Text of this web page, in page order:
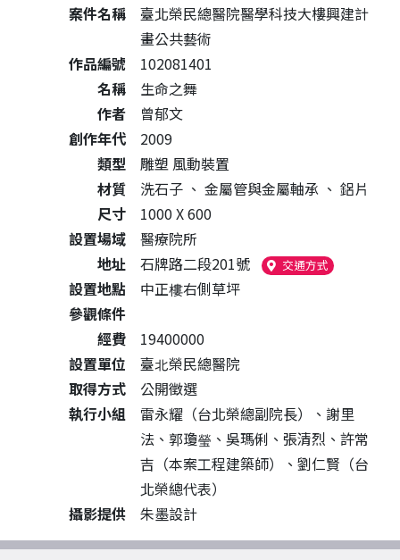
案件名稱
臺北榮民總醫院醫學科技大樓興建計
畫公共藝術
作品編號
102081401
名稱
生命之舞
作者
曾郁文
創作年代
2009
類型
雕塑 風動裝置
材質
洗石子 、 金屬管與金屬軸承 、 鋁片
尺寸
1000 X 600
設置場域
醫療院所
地址
石牌路二段201號 交通方式（另開新視窗
設置地點
中正樓右側草坪
參觀條件
經費
19400000
設置單位
臺北榮民總醫院
取得方式
公開徵選
執行小組
雷永耀（台北榮總副院長）、謝里
法、郭瓊瑩、吳瑪俐、張清烈、許常
吉（本案工程建築師）、劉仁賢（台
北榮總代表）
攝影提供
朱墨設計